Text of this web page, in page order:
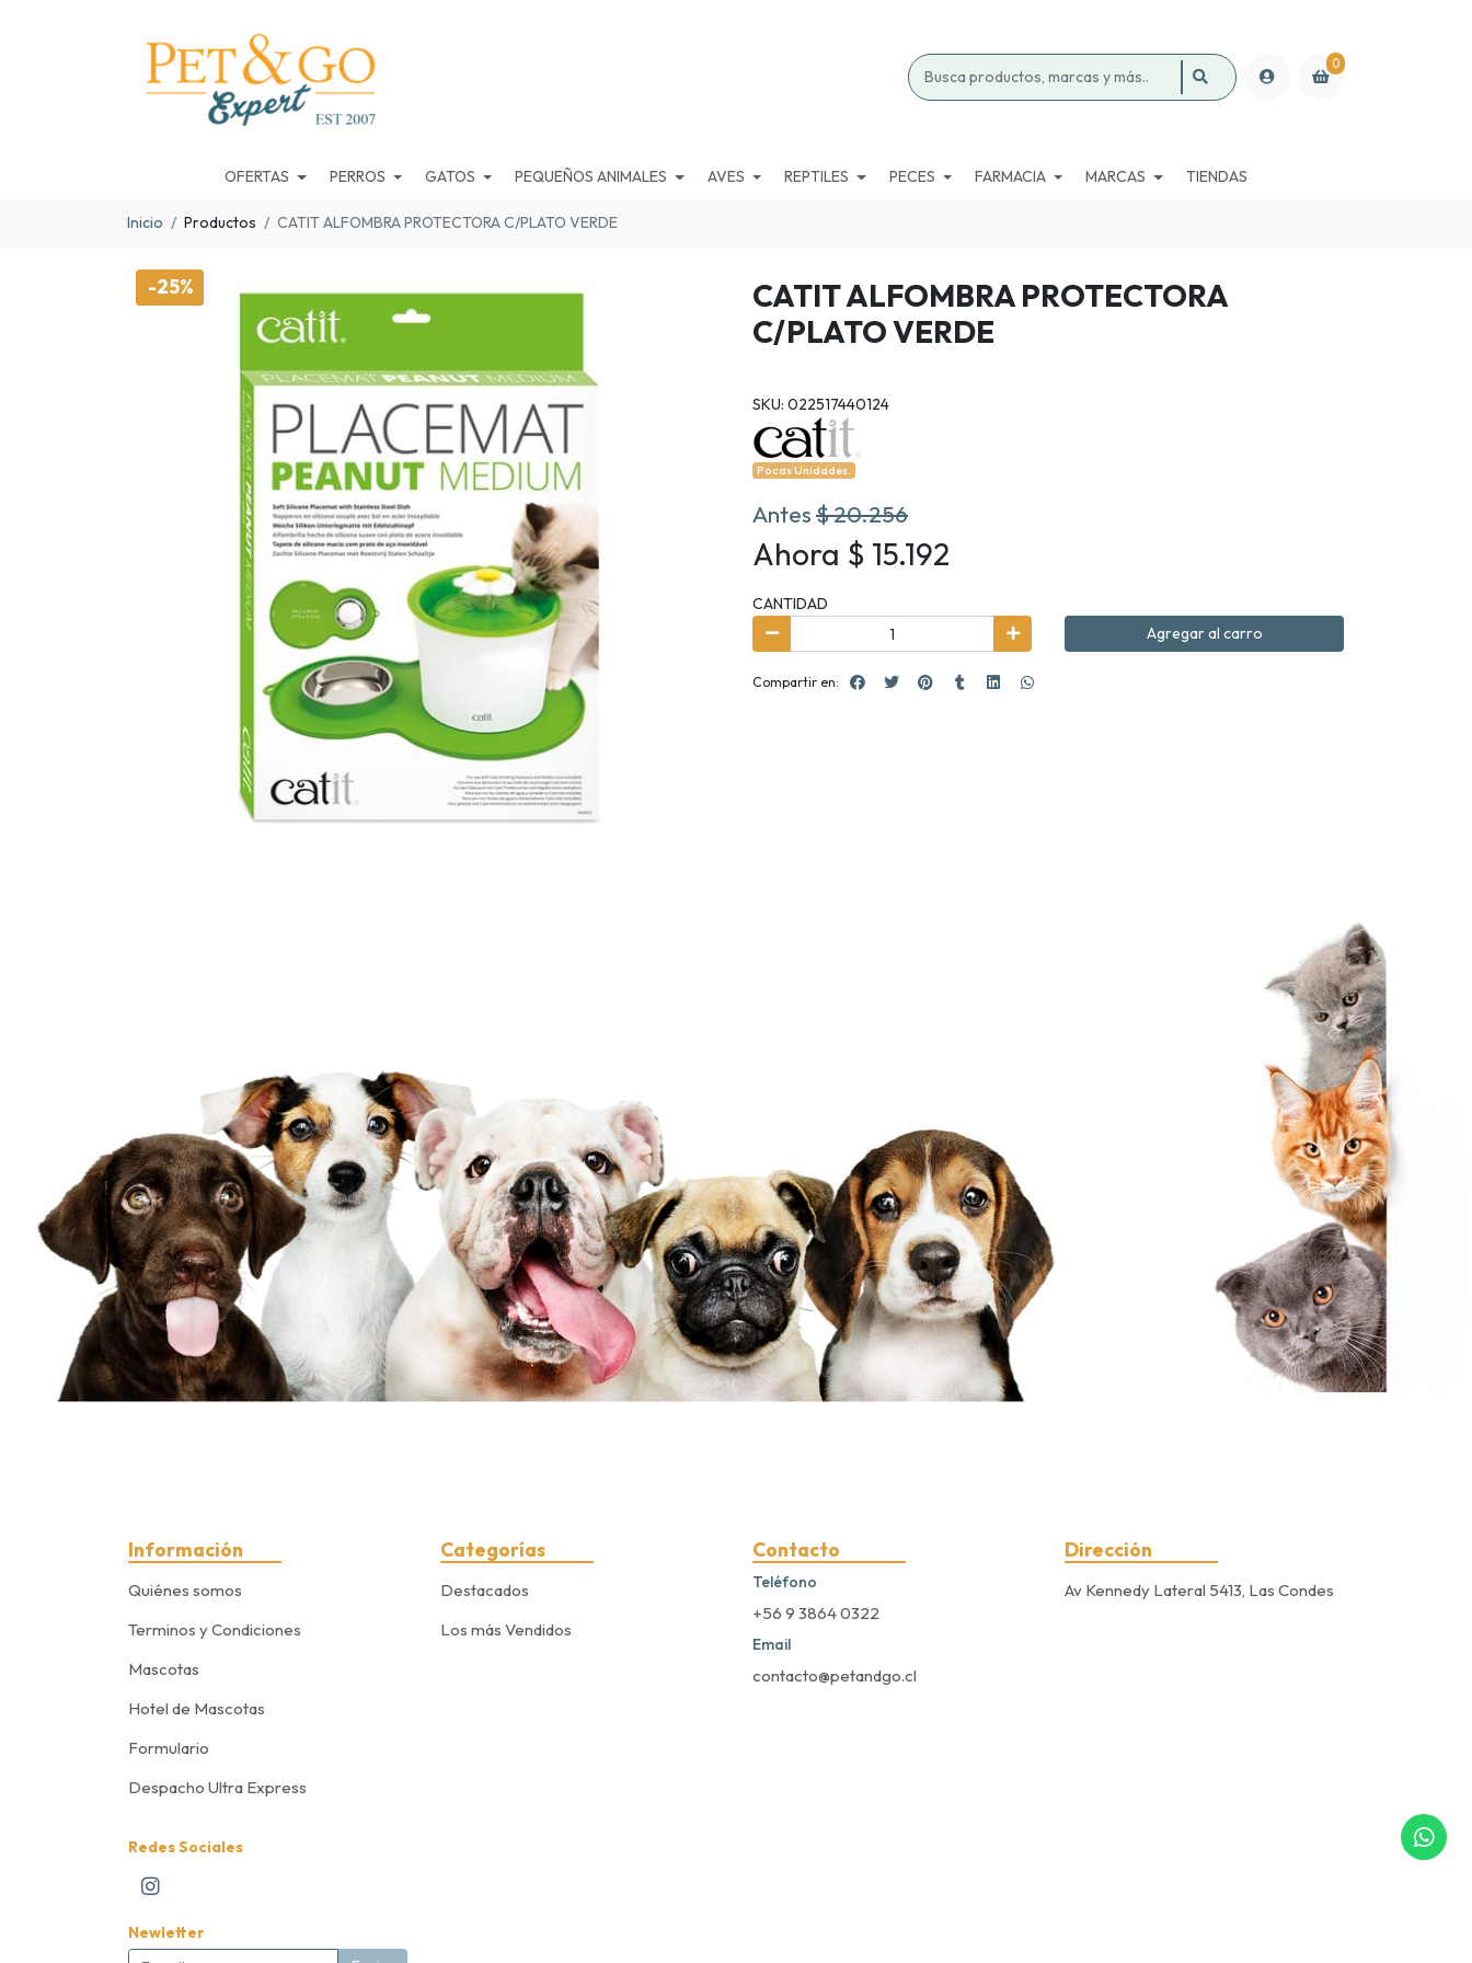
0
OFERTAS PERROS GATOS PEQUEÑOS ANIMALES AVES REPTILES PECES FARMACIA MARCAS TIENDAS
Inicio Productos CATIT ALFOMBRA PROTECTORA C/PLATO VERDE
-25%
CATIT ALFOMBRA PROTECTORA
C/PLATO VERDE
SKU: 022517440124
Pocas Unidades.
Antes$ 20.256
Ahora $ 15.192
CANTIDAD
Agregar al carro
Compartir en:
Información
Quiénes somos
Terminos y Condiciones
Mascotas
Hotel de Mascotas
Formulario
Despacho Ultra Express
Categorías
Destacados
Los más Vendidos
Contacto
Teléfono
+56 9 3864 0322
Email
contacto@petandgo.cl
Dirección
Av Kennedy Lateral 5413, Las Condes
Redes Sociales
Newletter